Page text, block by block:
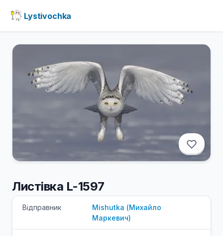
Lystivochka
Листівка L-1597
Відправник Mishutka (Михайло
Маркевич)